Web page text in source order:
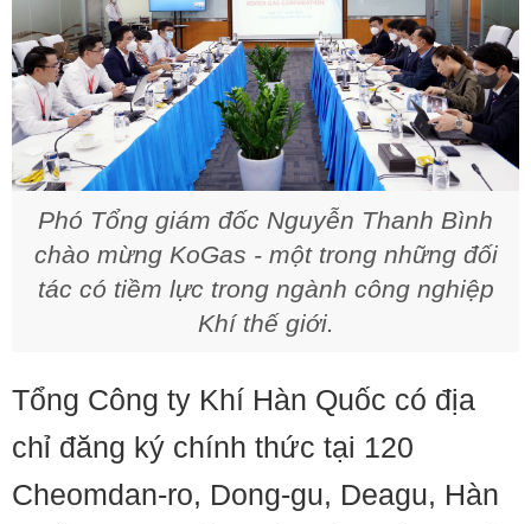
Phó Tổng giám đốc Nguyễn Thanh Bình
chào mừng KoGas - một trong những đối
tác có tiềm lực trong ngành công nghiệp
Khí thế giới.
Tổng Công ty Khí Hàn Quốc có địa
chỉ đăng ký chính thức tại 120
Cheomdan-ro, Dong-gu, Deagu, Hàn